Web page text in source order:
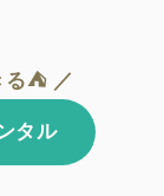
⛺ ／
タル